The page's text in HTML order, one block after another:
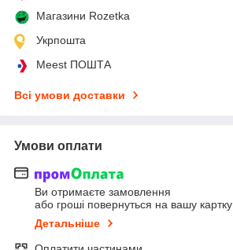
Магазини Rozetka
Укрпошта
Meest ПОШТА
Всі умови доставки
Умови оплати
Ви отримаєте замовлення
або гроші повернуться на вашу картку
Детальніше